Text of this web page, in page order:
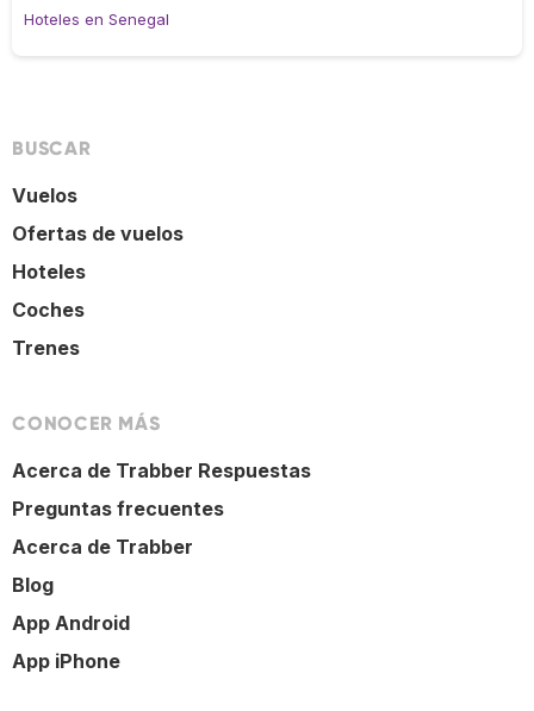
Hoteles en Senegal
BUSCAR
Vuelos
Ofertas de vuelos
Hoteles
Coches
Trenes
CONOCER MÁS
Acerca de Trabber Respuestas
Preguntas frecuentes
Acerca de Trabber
Blog
App Android
App iPhone